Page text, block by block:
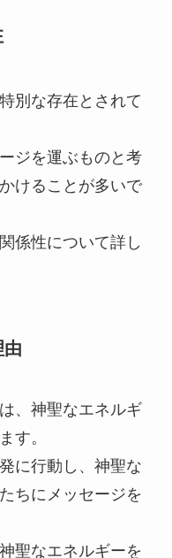
別な存在とされて
ジを運ぶものと考
けることが多いで
係性について詳し
由
、神聖なエネルギ
す。
に行動し、神聖な
ちにメッセージを
聖なエネルギーを